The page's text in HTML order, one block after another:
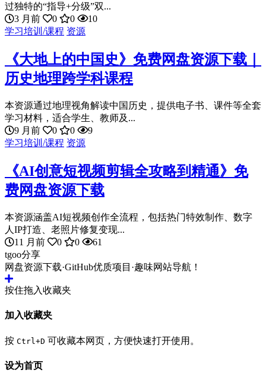
过独特的“指导+分级”双...
3 月前
0 0
10
学习培训/课程 资源
《大地上的中国史》免费网盘资源下载｜
历史地理跨学科课程
本资源通过地理视角解读中国历史，提供电子书、课件等全套
学习材料，适合学生、教师及...
9 月前
0 0
9
学习培训/课程 资源
《AI创意短视频剪辑全攻略到精通》免
费网盘资源下载
本资源涵盖AI短视频创作全流程，包括热门特效制作、数字
人IP打造、老照片修复变现...
11 月前
0 0
61
tgoo分享
网盘资源下载·GitHub优质项目·趣味网站导航！
按住拖入收藏夹
加入收藏夹
按 Ctrl+D 可收藏本网页，方便快速打开使用。
设为首页